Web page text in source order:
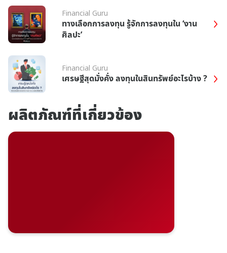
Financial Guru
ทางเลือกการลงทุน รู้จักการลงทุนใน ‘งาน
ศิลปะ’
Financial Guru
เศรษฐีสุดมั่งคั่ง ลงทุนในสินทรัพย์อะไรบ้าง ?
ผลิตภัณฑ์ที่เกี่ยวข้อง